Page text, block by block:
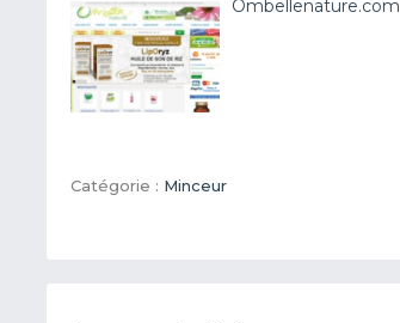
Ombellenature.com
Catégorie : Minceur